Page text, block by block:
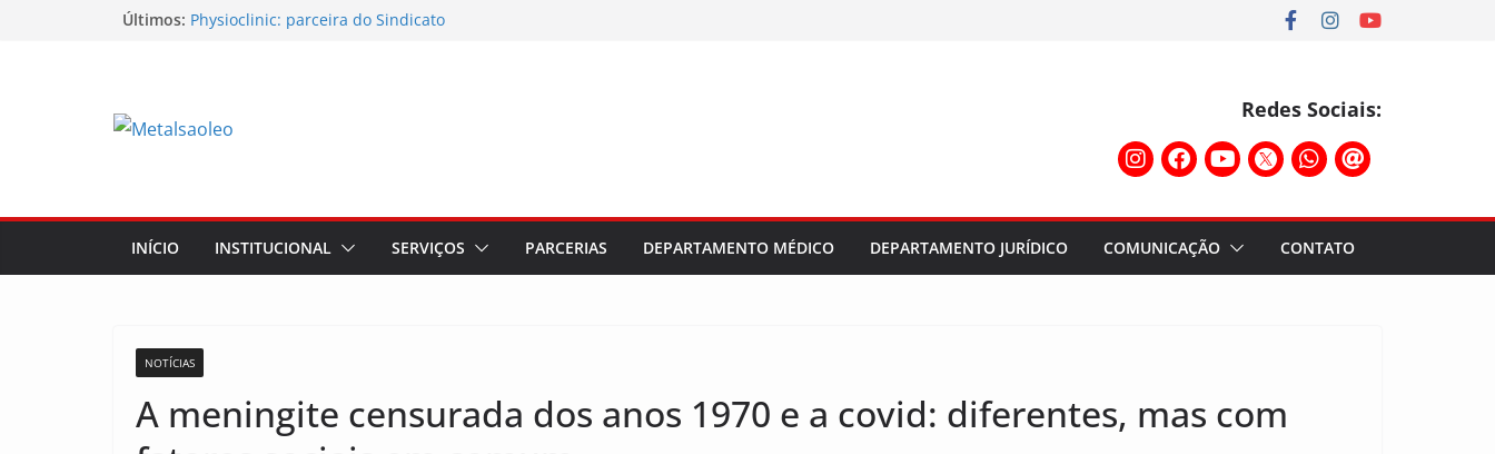
Últimos: Physioclinic: parceira do Sindicato
Conselho Diretivo da CNM/CUT debate indústria e
Redes Sociais:
INÍCIO INSTITUCIONAL SERVIÇOS PARCERIAS DEPARTAMENTO MÉDICO DEPARTAMENTO JURÍDICO COMUNICAÇÃO CONTATO
NOTÍCIAS
A meningite censurada dos anos 1970 e a covid: diferentes, mas com